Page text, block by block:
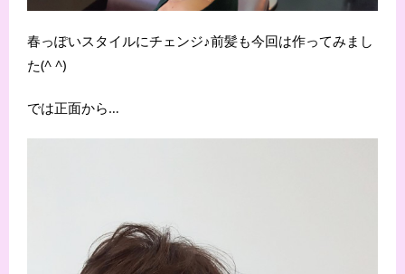
春っぽいスタイルにチェンジ♪前髪も今回は作ってみまし
た(^ ^)
では正面から…